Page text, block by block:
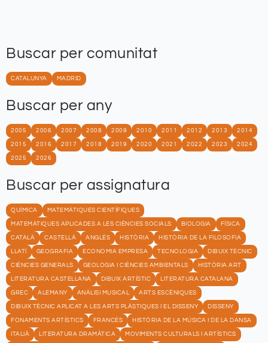
Buscar per comunitat
CATALUNYA MADRID
Buscar per any
2005 2006 2007 2008 2009 2010 2011 2012 2013 2014
2015 2016 2017 2018 2019 2020 2021 2022 2023 2024
2025 2026
Buscar per assignatura
QUÍMICA MATEMÀTIQUES CIENTÍFIQUES
MATEMÀTIQUES APLICADES A LES CIÈNCIES SOCIALS BIOLOGIA FÍSICA
CATALÀ CASTELLÀ ANGLÈS HISTÒRIA HISTÒRIA DE LA FILOSOFIA
LLATÍ GEOGRAFIA ECONOMIA EMPRESA TECNOLOGIA DIBUIX TÈCNIC
CIÈNCIES GENERALS GEOLOGIA I CIÈNCIES AMBIENTALS HISTÒRIA ART
LITERATURA CASTELLANA DIBUIX ARTÍSTIC LITERATURA CATALANA
GREC ALEMANY ANÀLISI MUSICAL ARTS ESCÈNIQUES
DIBUIX TÈCNIC APLICAT A LES ARTS PLÀSTIQUES I EL DISSENY DISSENY
FONAMENTS ARTÍSTICS FRANCÈS HISTÒRIA DE LA MÚSICA I DE LA DANSA
ITALIÀ LITERATURA DRAMÀTICA MOVIMENTS CULTURALS I ARTÍSTICS